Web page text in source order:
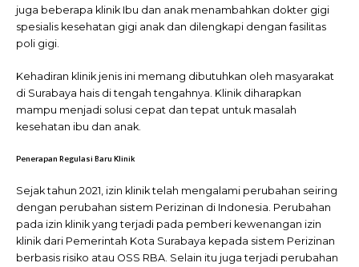
juga beberapa klinik Ibu dan anak menambahkan dokter gigi
spesialis kesehatan gigi anak dan dilengkapi dengan fasilitas
poli gigi.
Kehadiran klinik jenis ini memang dibutuhkan oleh masyarakat
di Surabaya hais di tengah tengahnya. Klinik diharapkan
mampu menjadi solusi cepat dan tepat untuk masalah
kesehatan ibu dan anak.
Penerapan Regulasi Baru Klinik
Sejak tahun 2021, izin klinik telah mengalami perubahan seiring
dengan perubahan sistem Perizinan di Indonesia. Perubahan
pada izin klinik yang terjadi pada pemberi kewenangan izin
klinik dari Pemerintah Kota Surabaya kepada sistem Perizinan
berbasis risiko atau OSS RBA. Selain itu juga terjadi perubahan